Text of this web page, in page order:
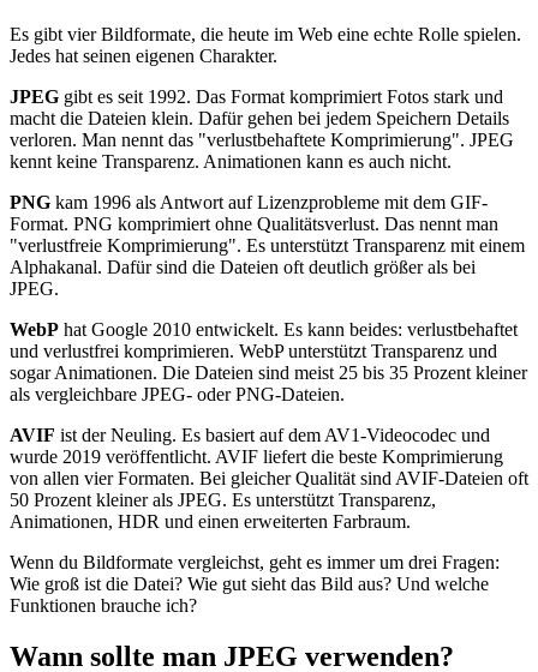
Es gibt vier Bildformate, die heute im Web eine echte Rolle spielen.
Jedes hat seinen eigenen Charakter.
JPEG gibt es seit 1992. Das Format komprimiert Fotos stark und
macht die Dateien klein. Dafür gehen bei jedem Speichern Details
verloren. Man nennt das "verlustbehaftete Komprimierung". JPEG
kennt keine Transparenz. Animationen kann es auch nicht.
PNG kam 1996 als Antwort auf Lizenzprobleme mit dem GIF-
Format. PNG komprimiert ohne Qualitätsverlust. Das nennt man
"verlustfreie Komprimierung". Es unterstützt Transparenz mit einem
Alphakanal. Dafür sind die Dateien oft deutlich größer als bei
JPEG.
WebP hat Google 2010 entwickelt. Es kann beides: verlustbehaftet
und verlustfrei komprimieren. WebP unterstützt Transparenz und
sogar Animationen. Die Dateien sind meist 25 bis 35 Prozent kleiner
als vergleichbare JPEG- oder PNG-Dateien.
AVIF ist der Neuling. Es basiert auf dem AV1-Videocodec und
wurde 2019 veröffentlicht. AVIF liefert die beste Komprimierung
von allen vier Formaten. Bei gleicher Qualität sind AVIF-Dateien oft
50 Prozent kleiner als JPEG. Es unterstützt Transparenz,
Animationen, HDR und einen erweiterten Farbraum.
Wenn du Bildformate vergleichst, geht es immer um drei Fragen:
Wie groß ist die Datei? Wie gut sieht das Bild aus? Und welche
Funktionen brauche ich?
Wann sollte man JPEG verwenden?